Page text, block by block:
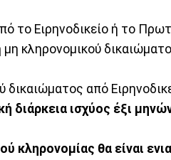
το Ειρηνοδικείο ή το
κληρονομικού
δικαιώματος από
διάρκεια ισχύος έξι
κληρονομίας θα είναι